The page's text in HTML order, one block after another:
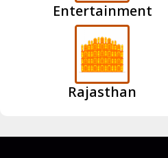
Entertainment
Rajasthan